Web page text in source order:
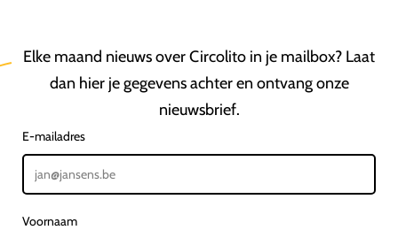
Elke maand nieuws over Circolito in je mailbox? Laat
dan hier je gegevens achter en ontvang onze
nieuwsbrief.
E-mailadres
Voornaam